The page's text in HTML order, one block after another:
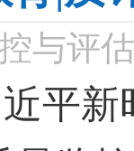
与评
平